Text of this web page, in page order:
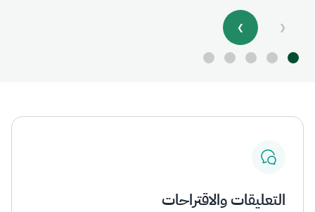
❮
❯
التعليقات والاقتراحات